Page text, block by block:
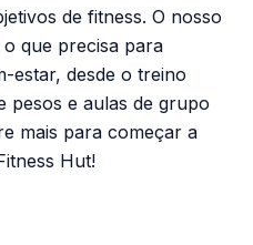
de fitness. O nosso
que precisa para
estar, desde o treino
pesos e aulas de grupo
mais para começar a
Hut!